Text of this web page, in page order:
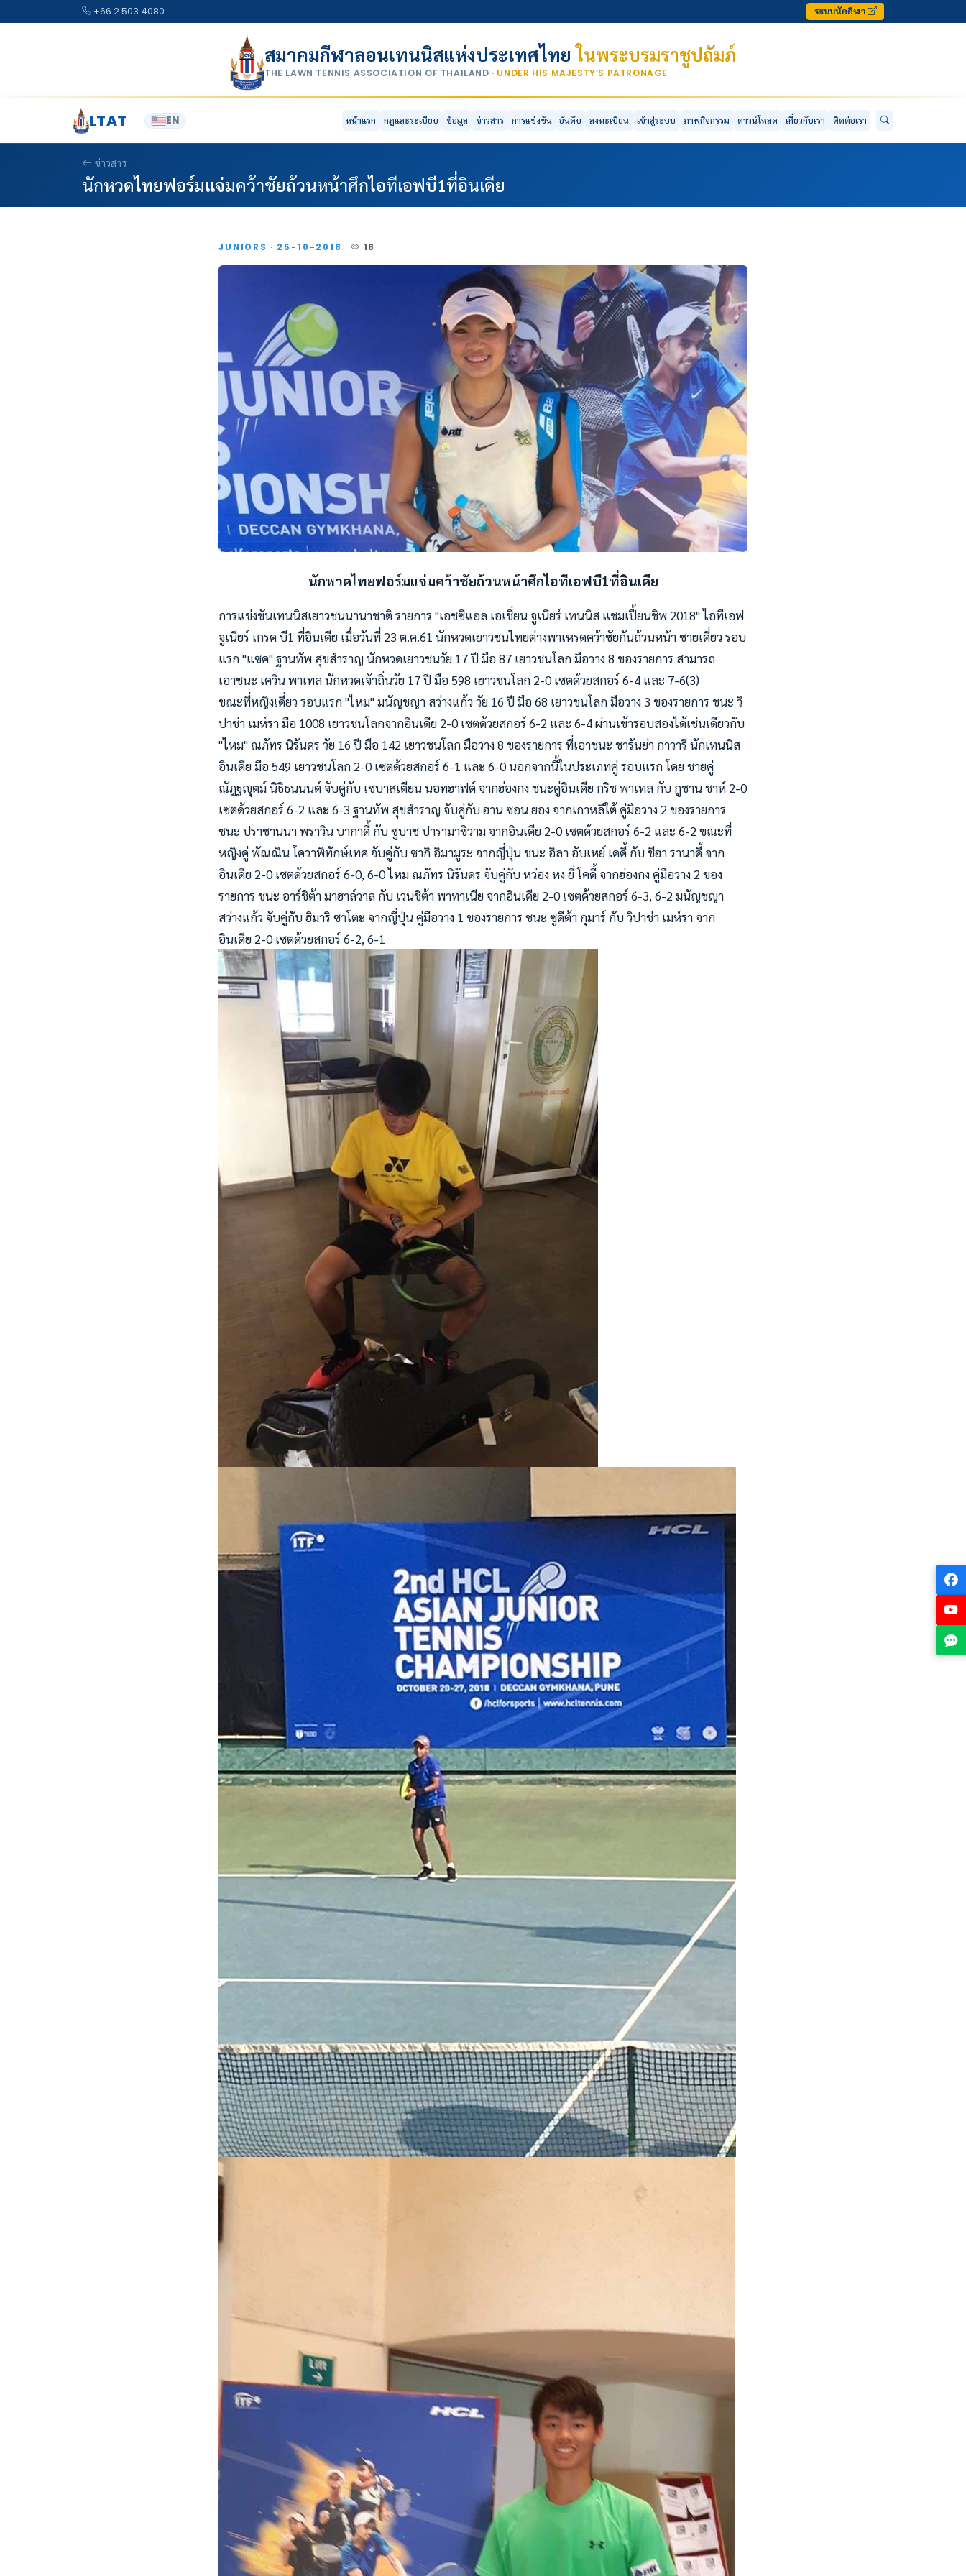
+66 2 503 4080 ระบบนักกีฬา
สมาคมกีฬาลอนเทนนิสแห่งประเทศไทยในพระบรมราชูปถัมภ์
THE LAWN TENNIS ASSOCIATION OF THAILAND · UNDER HIS MAJESTY’S PATRONAGE
LTAT EN หน้าแรก กฎและระเบียบ ข้อมูล ข่าวสาร การแข่งขัน อันดับ ลงทะเบียน เข้าสู่ระบบ ภาพกิจกรรม ดาวน์โหลด เกี่ยวกับเรา ติดต่อเรา
ข่าวสาร
นักหวดไทยฟอร์มแจ่มคว้าชัยถ้วนหน้าศึกไอทีเอฟบี1ที่อินเดีย
JUNIORS · 25-10-2018 18
นักหวดไทยฟอร์มแจ่มคว้าชัยถ้วนหน้าศึกไอทีเอฟบี1ที่อินเดีย
การแข่งขันเทนนิสเยาวชนนานาชาติ รายการ "เอชซีแอล เอเชี่ยน จูเนียร์ เทนนิส แชมเปี้ยนชิพ 2018" ไอทีเอฟ
จูเนียร์ เกรด บี1 ที่อินเดีย เมื่อวันที่ 23 ต.ค.61 นักหวดเยาวชนไทยต่างพาเหรดคว้าชัยกันถ้วนหน้า ชายเดี่ยว รอบ
แรก "แซค" ฐานทัพ สุขสำราญ นักหวดเยาวชนวัย 17 ปี มือ 87 เยาวชนโลก มือวาง 8 ของรายการ สามารถ
เอาชนะ เควิน พาเทล นักหวดเจ้าถิ่นวัย 17 ปี มือ 598 เยาวชนโลก 2-0 เซตด้วยสกอร์ 6-4 และ 7-6(3)
ขณะที่หญิงเดี่ยว รอบแรก "ไหม" มนัญชญา สว่างแก้ว วัย 16 ปี มือ 68 เยาวชนโลก มือวาง 3 ของรายการ ชนะ วิ
ปาช่า เมห์รา มือ 1008 เยาวชนโลกจากอินเดีย 2-0 เซตด้วยสกอร์ 6-2 และ 6-4 ผ่านเข้ารอบสองได้เช่นเดียวกับ
"ไหม" ณภัทร นิรันดร วัย 16 ปี มือ 142 เยาวชนโลก มือวาง 8 ของรายการ ที่เอาชนะ ชารันย่า กาวารี นักเทนนิส
อินเดีย มือ 549 เยาวชนโลก 2-0 เซตด้วยสกอร์ 6-1 และ 6-0 นอกจากนี้ในประเภทคู่ รอบแรก โดย ชายคู่
ณัฎฐญุตม์ นิธิธนนนต์ จับคู่กับ เซบาสเตียน นอทฮาฟต์ จากฮ่องกง ชนะคู่อินเดีย กริช พาเทล กับ กูชาน ชาห์ 2-0
เซตด้วยสกอร์ 6-2 และ 6-3 ฐานทัพ สุขสำราญ จับคู่กับ ฮาน ซอน ยอง จากเกาหลีใต้ คู่มือวาง 2 ของรายการ
ชนะ ปราชานนา พราวิน บากาดี้ กับ ซูบาช ปารามาซิวาม จากอินเดีย 2-0 เซตด้วยสกอร์ 6-2 และ 6-2 ขณะที่
หญิงคู่ พัณณิน โควาพิทักษ์เทศ จับคู่กับ ซากิ อิมามูระ จากญี่ปุ่น ชนะ อิลา อับเหย์ เดดี้ กับ ชีฮา รานาดี้ จาก
อินเดีย 2-0 เซตด้วยสกอร์ 6-0, 6-0 ไหม ณภัทร นิรันดร จับคู่กับ หว่อง หง ยี่ โคดี้ จากฮ่องกง คู่มือวาง 2 ของ
รายการ ชนะ อาร์ชิต้า มาฮาล์วาล กับ เวนชิต้า พาทาเนีย จากอินเดีย 2-0 เซตด้วยสกอร์ 6-3, 6-2 มนัญชญา
สว่างแก้ว จับคู่กับ ฮิมาริ ซาโตะ จากญี่ปุ่น คู่มือวาง 1 ของรายการ ชนะ ซูดีต้า กุมาร์ กับ วิปาช่า เมห์รา จาก
อินเดีย 2-0 เซตด้วยสกอร์ 6-2, 6-1